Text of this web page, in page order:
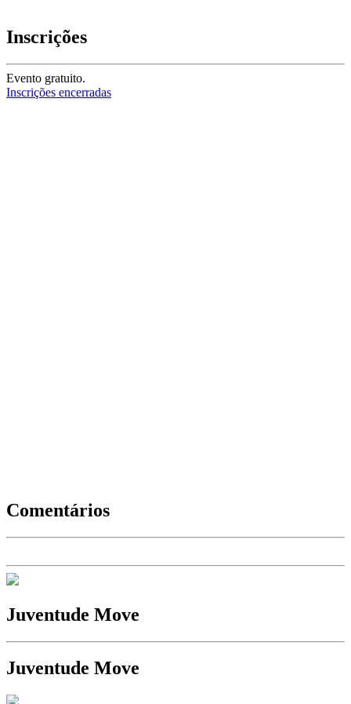
Inscrições
Evento gratuito.
Inscrições encerradas
Comentários
Juventude Move
Juventude Move